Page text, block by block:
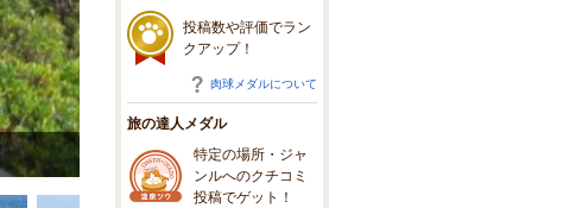
石廊崎最先端、この先は太平洋
投稿数や評価でラン
クアップ！
肉球メダルについて
旅の達人メダル
特定の場所・ジャ
ンルへのクチコミ
投稿でゲット！